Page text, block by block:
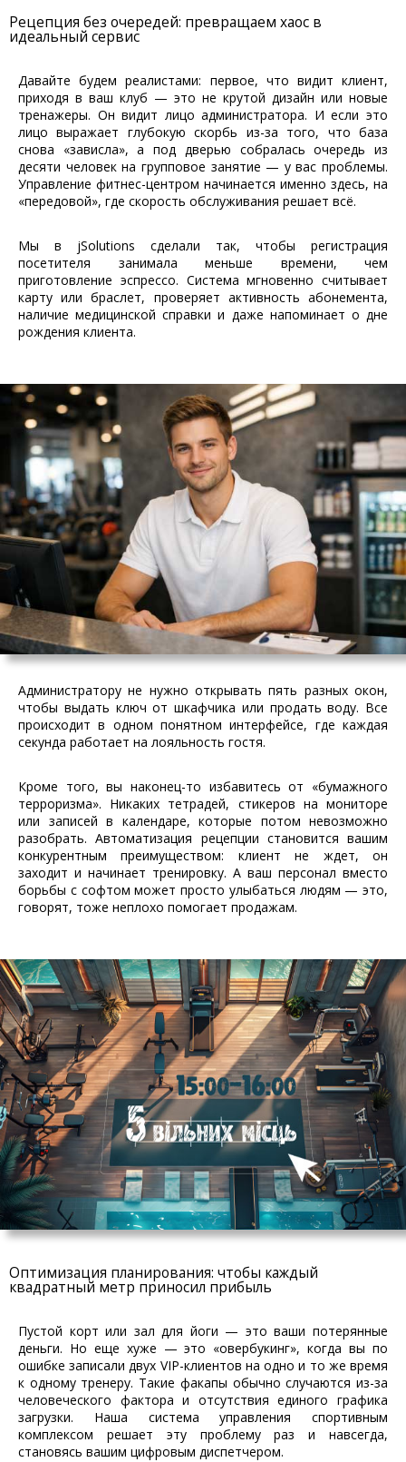
Рецепция без очередей: превращаем хаос в
идеальный сервис
Давайте будем реалистами: первое, что видит клиент,
приходя в ваш клуб — это не крутой дизайн или новые
тренажеры. Он видит лицо администратора. И если это
лицо выражает глубокую скорбь из-за того, что база
снова «зависла», а под дверью собралась очередь из
десяти человек на групповое занятие — у вас проблемы.
Управление фитнес-центром начинается именно здесь, на
«передовой», где скорость обслуживания решает всё.
Мы в jSolutions сделали так, чтобы регистрация
посетителя занимала меньше времени, чем
приготовление эспрессо. Система мгновенно считывает
карту или браслет, проверяет активность абонемента,
наличие медицинской справки и даже напоминает о дне
рождения клиента.
Администратору не нужно открывать пять разных окон,
чтобы выдать ключ от шкафчика или продать воду. Все
происходит в одном понятном интерфейсе, где каждая
секунда работает на лояльность гостя.
Кроме того, вы наконец-то избавитесь от «бумажного
терроризма». Никаких тетрадей, стикеров на мониторе
или записей в календаре, которые потом невозможно
разобрать. Автоматизация рецепции становится вашим
конкурентным преимуществом: клиент не ждет, он
заходит и начинает тренировку. А ваш персонал вместо
борьбы с софтом может просто улыбаться людям — это,
говорят, тоже неплохо помогает продажам.
Оптимизация планирования: чтобы каждый
квадратный метр приносил прибыль
Пустой корт или зал для йоги — это ваши потерянные
деньги. Но еще хуже — это «овербукинг», когда вы по
ошибке записали двух VIP-клиентов на одно и то же время
к одному тренеру. Такие факапы обычно случаются из-за
человеческого фактора и отсутствия единого графика
загрузки. Наша система управления спортивным
комплексом решает эту проблему раз и навсегда,
становясь вашим цифровым диспетчером.